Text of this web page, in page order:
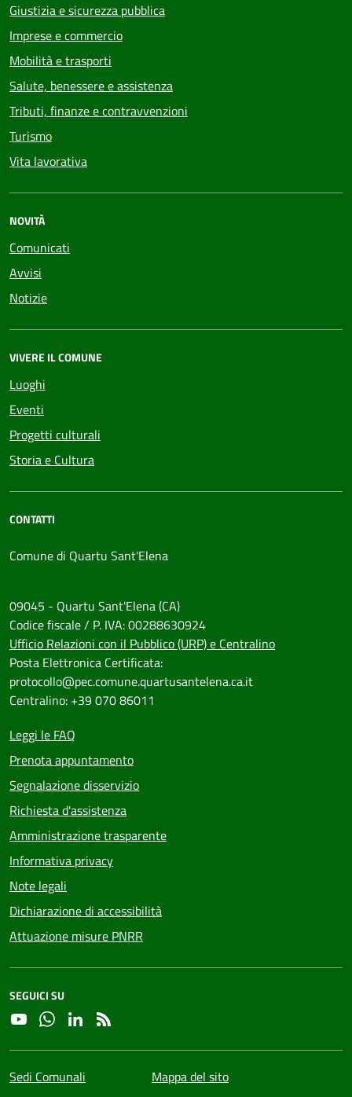
Giustizia e sicurezza pubblica
Imprese e commercio
Mobilità e trasporti
Salute, benessere e assistenza
Tributi, finanze e contravvenzioni
Turismo
Vita lavorativa
NOVITÀ
Comunicati
Avvisi
Notizie
VIVERE IL COMUNE
Luoghi
Eventi
Progetti culturali
Storia e Cultura
CONTATTI
Comune di Quartu Sant'Elena
09045 - Quartu Sant'Elena (CA)
Codice fiscale / P. IVA: 00288630924
Ufficio Relazioni con il Pubblico (URP) e Centralino
Posta Elettronica Certificata:
protocollo@pec.comune.quartusantelena.ca.it
Centralino: +39 070 86011
Leggi le FAQ
Prenota appuntamento
Segnalazione disservizio
Richiesta d'assistenza
Amministrazione trasparente
Informativa privacy
Note legali
Dichiarazione di accessibilità
Attuazione misure PNRR
SEGUICI SU
YouTubeWhatsapp
Linkedin
Sedi Comunali Mappa del sito